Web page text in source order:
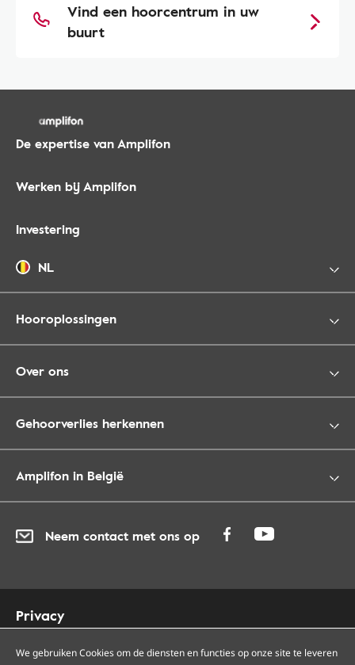
Vind een hoorcentrum in uw
buurt
De expertise van Amplifon
Werken bij Amplifon
Investering
NL
Hooroplossingen
Over ons
Gehoorverlies herkennen
Amplifon in België
Neem contact met ons op
Privacy
Cookies
Toegankelijkheid
We gebruiken Cookies om de diensten en functies op onze site te leveren